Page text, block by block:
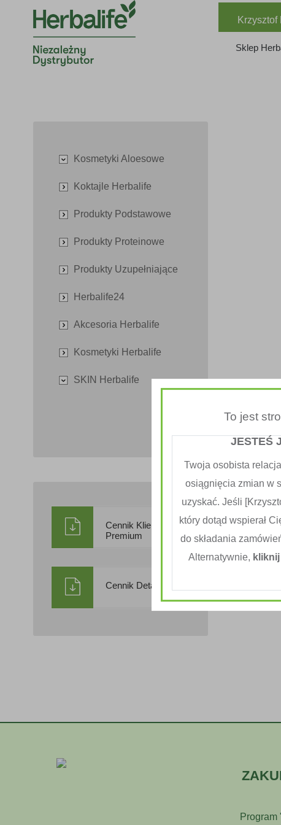
Krzysztof
Sklep
Kosmetyki Aloesowe
Koktajle Herbalife
Produkty Podstawowe
Produkty Proteinowe
Produkty Uzupełniające
Herbalife24
Akcesoria Herbalife
Kosmetyki Herbalife
SKIN Herbalife
Cennik Klienta
Premium
Cennik Detaliczny
To jest
JESTEŚ
Twoja osobista
osiągnięcia zmian w
uzyskać. Jeśli
który dotąd wspierał
do składania
Alternatywnie,